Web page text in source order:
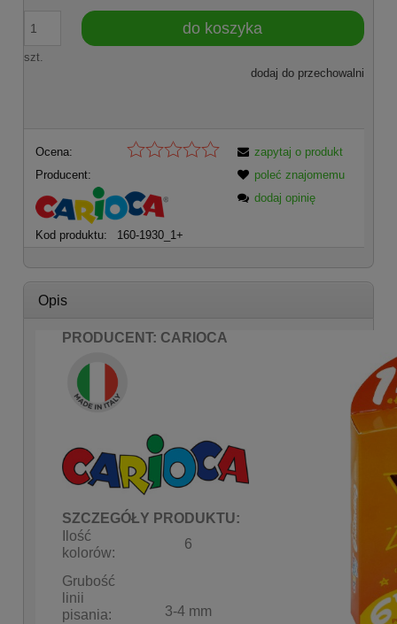
szt.
do koszyka
dodaj do przechowalni
Ocena:
Producent:
Kod produktu: 160-1930_1+
zapytaj o produkt
poleć znajomemu
dodaj opinię
Opis
PRODUCENT: CARIOCA
SZCZEGÓŁY PRODUKTU:
Ilość
kolorów:
6
Grubość
linii
pisania:
3-4 mm